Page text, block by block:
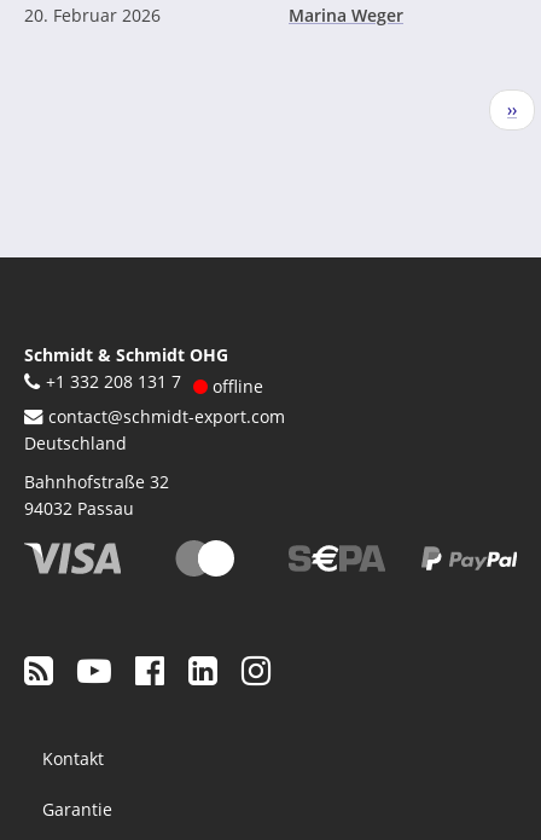
20. Februar 2026
Marina Weger
››
Schmidt & Schmidt OHG
+1 332 208 131 7
offline
contact@schmidt-export.com
Deutschland
Bahnhofstraße 32
94032 Passau
menu
Kontakt
Garantie